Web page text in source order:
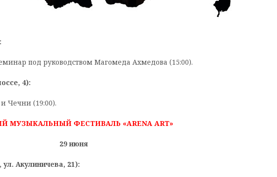
под руководством Магомеда Ахмедова (15:00).
4):
Чечни (19:00).
МУЗЫКАЛЬНЫЙ ФЕСТИВАЛЬ «ARENA ART»
29 июня
Акулиничева, 21):